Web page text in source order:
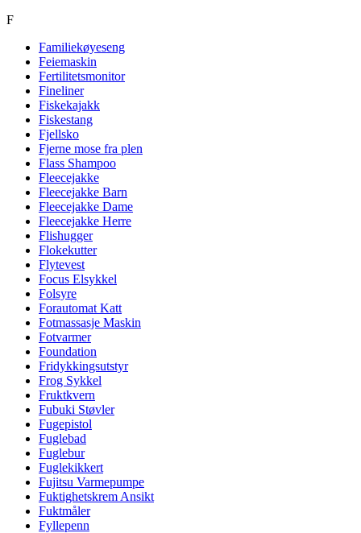
F
Familiekøyeseng
Feiemaskin
Fertilitetsmonitor
Fineliner
Fiskekajakk
Fiskestang
Fjellsko
Fjerne mose fra plen
Flass Shampoo
Fleecejakke
Fleecejakke Barn
Fleecejakke Dame
Fleecejakke Herre
Flishugger
Flokekutter
Flytevest
Focus Elsykkel
Folsyre
Forautomat Katt
Fotmassasje Maskin
Fotvarmer
Foundation
Fridykkingsutstyr
Frog Sykkel
Fruktkvern
Fubuki Støvler
Fugepistol
Fuglebad
Fuglebur
Fuglekikkert
Fujitsu Varmepumpe
Fuktighetskrem Ansikt
Fuktmåler
Fyllepenn